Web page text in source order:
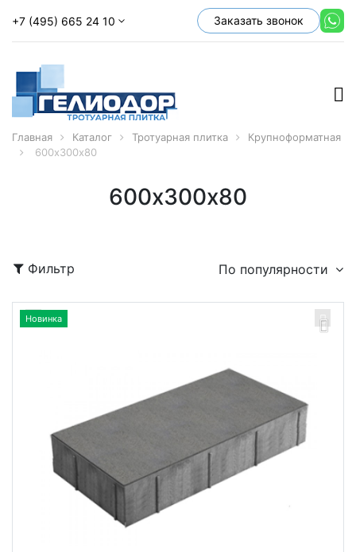
+7 (495) 665 24 10 Заказать звонок
Главная Каталог Тротуарная плитка
Крупноформатная
600х300х80
600х300х80
Фильтр По популярности
Новинка